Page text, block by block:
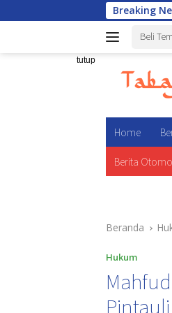
ke
Breaking
Beli
tutup
Home
Berita
Beranda
Hukum
Pintauli